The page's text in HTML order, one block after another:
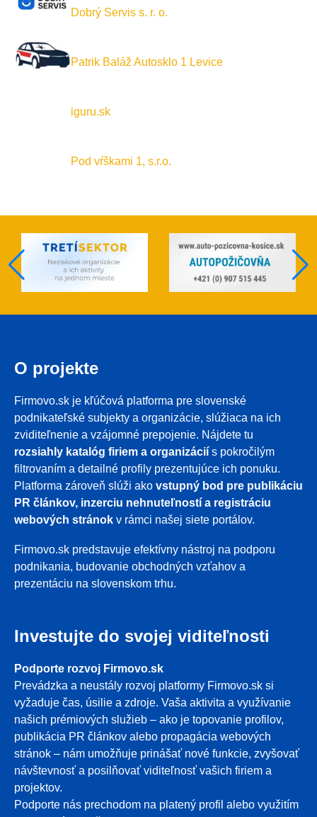
Dobrý Servis s. r. o.
Patrik Baláž Autosklo 1 Levice
iguru.sk
Pod vŕškami 1, s.r.o.
O projekte
Firmovo.sk je kľúčová platforma pre slovenské
podnikateľské subjekty a organizácie, slúžiaca na ich
zviditeľnenie a vzájomné prepojenie. Nájdete tu
rozsiahly katalóg firiem a organizácií s pokročilým
filtrovaním a detailné profily prezentujúce ich ponuku.
Platforma zároveň slúži ako vstupný bod pre publikáciu
PR článkov, inzerciu nehnuteľností a registráciu
webových stránok v rámci našej siete portálov.
Firmovo.sk predstavuje efektívny nástroj na podporu
podnikania, budovanie obchodných vzťahov a
prezentáciu na slovenskom trhu.
Investujte do svojej viditeľnosti
Podporte rozvoj Firmovo.sk
Prevádzka a neustály rozvoj platformy Firmovo.sk si
vyžaduje čas, úsilie a zdroje. Vaša aktivita a využívanie
našich prémiových služieb – ako je topovanie profilov,
publikácia PR článkov alebo propagácia webových
stránok – nám umožňuje prinášať nové funkcie, zvyšovať
návštevnosť a posilňovať viditeľnosť vašich firiem a
projektov.
Podporte nás prechodom na platený profil alebo využitím